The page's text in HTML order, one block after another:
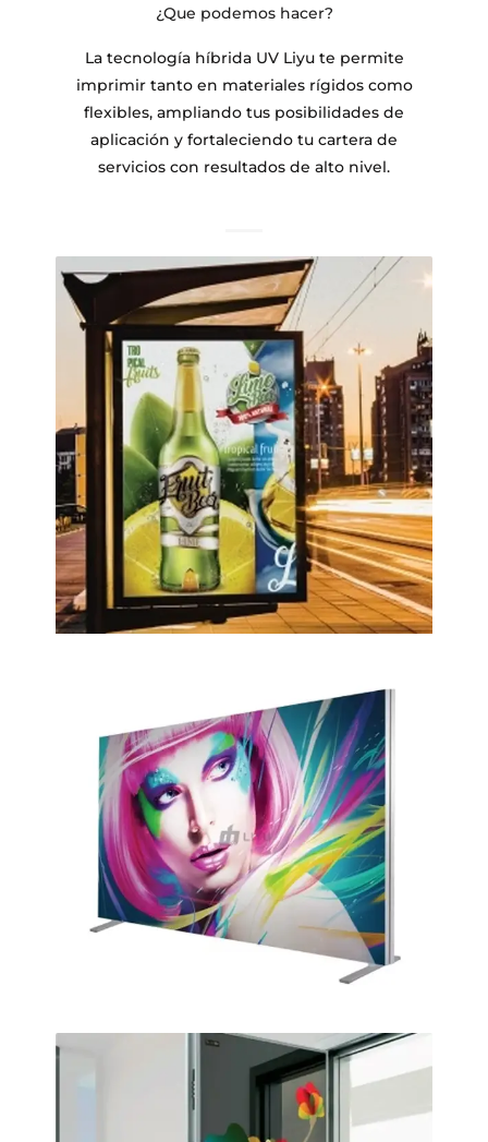
¿Que podemos hacer?
La tecnología híbrida UV Liyu te permite
imprimir tanto en materiales rígidos como
flexibles, ampliando tus posibilidades de
aplicación y fortaleciendo tu cartera de
servicios con resultados de alto nivel.